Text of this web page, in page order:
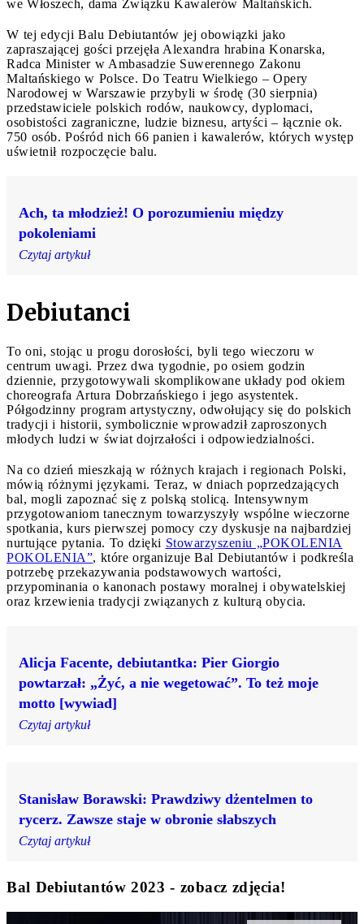
we Włoszech, dama Związku Kawalerów Maltańskich.
W tej edycji Balu Debiutantów jej obowiązki jako
zapraszającej gości przejęła Alexandra hrabina Konarska,
Radca Minister w Ambasadzie Suwerennego Zakonu
Maltańskiego w Polsce. Do Teatru Wielkiego – Opery
Narodowej w Warszawie przybyli w środę (30 sierpnia)
przedstawiciele polskich rodów, naukowcy, dyplomaci,
osobistości zagraniczne, ludzie biznesu, artyści – łącznie ok.
750 osób. Pośród nich 66 panien i kawalerów, których występ
uświetnił rozpoczęcie balu.
Ach, ta młodzież! O porozumieniu między
pokoleniami
Czytaj artykuł
Debiutanci
To oni, stojąc u progu dorosłości, byli tego wieczoru w
centrum uwagi. Przez dwa tygodnie, po osiem godzin
dziennie, przygotowywali skomplikowane układy pod okiem
choreografa Artura Dobrzańskiego i jego asystentek.
Półgodzinny program artystyczny, odwołujący się do polskich
tradycji i historii, symbolicznie wprowadził zaproszonych
młodych ludzi w świat dojrzałości i odpowiedzialności.
Na co dzień mieszkają w różnych krajach i regionach Polski,
mówią różnymi językami. Teraz, w dniach poprzedzających
bal, mogli zapoznać się z polską stolicą. Intensywnym
przygotowaniom tanecznym towarzyszyły wspólne wieczorne
spotkania, kurs pierwszej pomocy czy dyskusje na najbardziej
nurtujące pytania. To dzięki Stowarzyszeniu „POKOLENIA
POKOLENIA”, które organizuje Bal Debiutantów i podkreśla
potrzebę przekazywania podstawowych wartości,
przypominania o kanonach postawy moralnej i obywatelskiej
oraz krzewienia tradycji związanych z kulturą obycia.
Alicja Facente, debiutantka: Pier Giorgio
powtarzał: „Żyć, a nie wegetować”. To też moje
motto [wywiad]
Czytaj artykuł
Stanisław Borawski: Prawdziwy dżentelmen to
rycerz. Zawsze staje w obronie słabszych
Czytaj artykuł
Bal Debiutantów 2023 - zobacz zdjęcia!